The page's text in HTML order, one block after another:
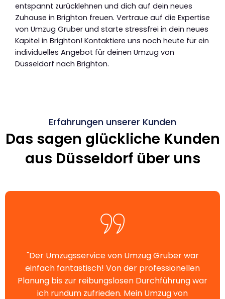
entspannt zurücklehnen und dich auf dein neues
Zuhause in Brighton freuen. Vertraue auf die Expertise
von Umzug Gruber und starte stressfrei in dein neues
Kapitel in Brighton! Kontaktiere uns noch heute für ein
individuelles Angebot für deinen Umzug von
Düsseldorf nach Brighton.
Erfahrungen unserer Kunden
Das sagen glückliche Kunden
aus Düsseldorf über uns
"Der Umzugsservice von Umzug Gruber war
einfach fantastisch! Von der professionellen
Planung bis zur reibungslosen Durchführung war
ich rundum zufrieden. Mein Umzug von